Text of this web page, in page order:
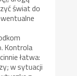
świat do
Kontrola
łatwa:
w sytuacji